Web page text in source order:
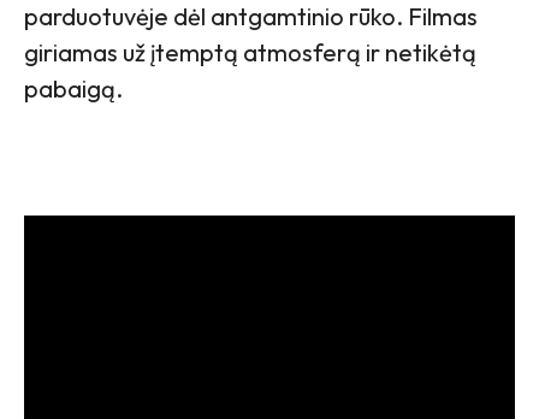
parduotuvėje dėl antgamtinio rūko. Filmas
giriamas už įtemptą atmosferą ir netikėtą
pabaigą.